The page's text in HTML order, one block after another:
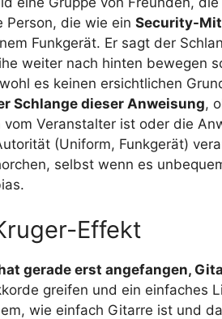
Person, die wie ein Security-
Funkgerät. Er sagt der
weiter nach hinten bewegen
es keinen ersichtlichen
Schlange dieser Anweisung,
vom Veranstalter ist oder die
(Uniform, Funkgerät)
selbst wenn es
Effekt
gerade erst angefangen,
greifen und ein einfaches
wie einfach Gitarre ist und